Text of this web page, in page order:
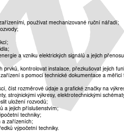
používat mechanizované ruční nářadí;
a vzniku elektrických signálů a jejich
prvků, kontrolovat instalace, přezkušovat jejich
s pomocí technické dokumentace a měřicí
číst rozměrové údaje a grafické značky na
strojnickými výkresy, elektrotechnickými
uložení rozvodů;
a jejich příslušenstvím;
techniky;
a zařízeních;
výpočetní techniky.